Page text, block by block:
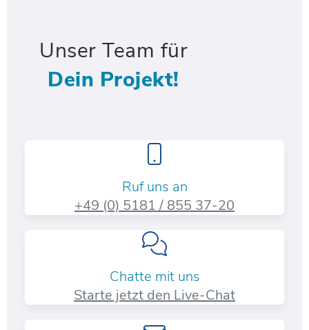
Unser Team für
Dein Projekt!
Ruf uns an
+49 (0) 5181 / 855 37-20​
Chatte mit uns
Starte jetzt den Live-Chat